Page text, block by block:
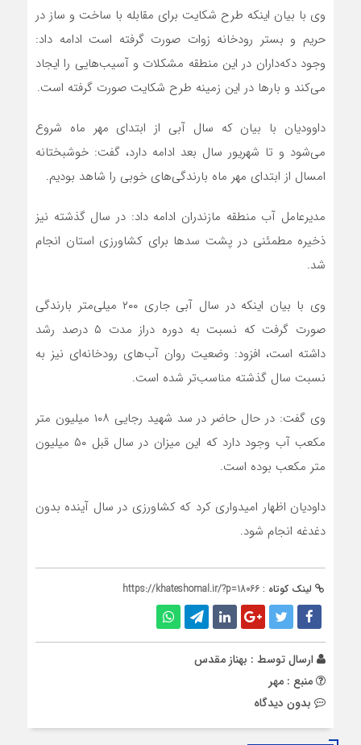
وی با بیان اینکه طرح شکایت برای مقابله با ساخت و ساز در
حریم و بستر رودخانه زوات صورت گرفته است ادامه داد:
وجود دکه‌داران در این منطقه مشکلات و آسیب‌هایی را ایجاد
می‌کند و بارها در این زمینه طرح شکایت صورت گرفته است.
داوودیان با بیان که سال آبی از ابتدای مهر ماه شروع
می‌شود و تا شهریور سال بعد ادامه دارد، گفت: خوشبختانه
امسال از ابتدای مهر ماه بارندگی‌های خوبی را شاهد بودیم.
مدیرعامل آب منطقه مازندران ادامه داد: در سال گذشته نیز
ذخیره مطمئنی در پشت سدها برای کشاورزی استان انجام
شد.
وی با بیان اینکه در سال آبی جاری ۲۰۰ میلی‌متر بارندگی
صورت گرفت که نسبت به دوره دراز مدت ۵ درصد رشد
داشته است، افزود: وضعیت روان آب‌های رودخانه‌ای نیز به
نسبت سال گذشته مناسب‌تر شده است.
وی گفت: در حال حاضر در سد شهید رجایی ۱۰۸ میلیون متر
مکعب آب وجود دارد که این میزان در سال قبل ۵۰ میلیون
متر مکعب بوده است.
داودیان اظهار امیدواری کرد که کشاورزی در سال آینده بدون
دغدغه انجام شود.
لینک کوتاه : https://khateshomal.ir/?p=18066
ارسال توسط : بهناز مقدس
منبع : مهر
بدون دیدگاه